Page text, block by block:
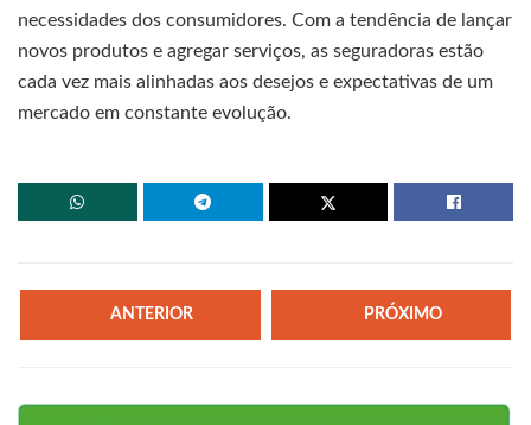
necessidades dos consumidores. Com a tendência de lançar
novos produtos e agregar serviços, as seguradoras estão
cada vez mais alinhadas aos desejos e expectativas de um
mercado em constante evolução.
ANTERIOR PRÓXIMO